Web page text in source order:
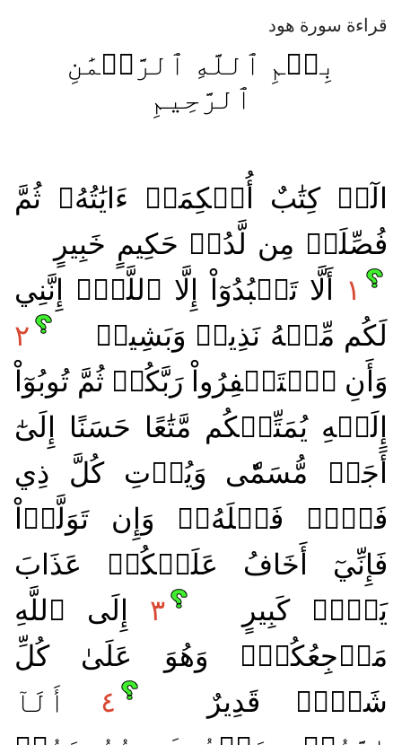
قراءة سورة هود
بِسۡمِ ٱللَّهِ ٱلرَّحۡمَٰنِ
ٱلرَّحِيمِ
الٓرۚ كِتَٰبٌ أُحۡكِمَتۡ ءَايَٰتُهُۥ ثُمَّ
فُصِّلَتۡ مِن لَّدُنۡ حَكِيمٍ خَبِيرٍ
١ أَلَّا تَعۡبُدُوٓاْ إِلَّا ٱللَّهَۚ إِنَّنِي
لَكُم مِّنۡهُ نَذِيرٞ وَبَشِيرٞ
٢
وَأَنِ ٱسۡتَغۡفِرُواْ رَبَّكُمۡ ثُمَّ تُوبُوٓاْ
إِلَيۡهِ يُمَتِّعۡكُم مَّتَٰعًا حَسَنًا إِلَىٰٓ
أَجَلٖ مُّسَمّٗى وَيُؤۡتِ كُلَّ ذِي
فَضۡلٖ فَضۡلَهُۥۖ وَإِن تَوَلَّوۡاْ
فَإِنِّيٓ أَخَافُ عَلَيۡكُمۡ عَذَابَ
يَوۡمٖ كَبِيرٍ
٣ إِلَى ٱللَّهِ
مَرۡجِعُكُمۡۖ وَهُوَ عَلَىٰ كُلِّ
شَيۡءٖ قَدِيرٌ
٤ أَلَآ